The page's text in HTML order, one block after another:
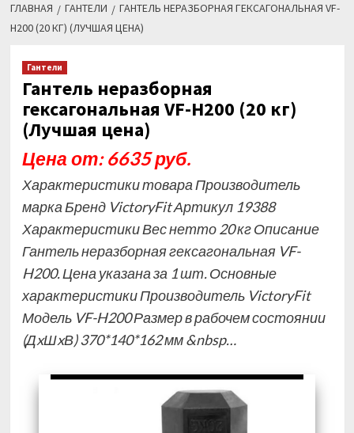
ГЛАВНАЯ ГАНТЕЛИ
ГАНТЕЛЬ НЕРАЗБОРНАЯ ГЕКСАГОНАЛЬНАЯ VF-
H200 (20 КГ) (ЛУЧШАЯ ЦЕНА)
Гантели
Гантель неразборная
гексагональная VF-H200 (20 кг)
(Лучшая цена)
Цена от: 6635 руб.
Характеристики товара Производитель
марка Бренд VictoryFit Артикул 19388
Характеристики Вес нетто 20 кг Описание
Гантель неразборная гексагональная VF-
H200. Цена указана за 1 шт. Основные
характеристики Производитель VictoryFit
Модель VF-H200 Размер в рабочем состоянии
(ДxШxВ) 370*140*162 мм &nbsp…